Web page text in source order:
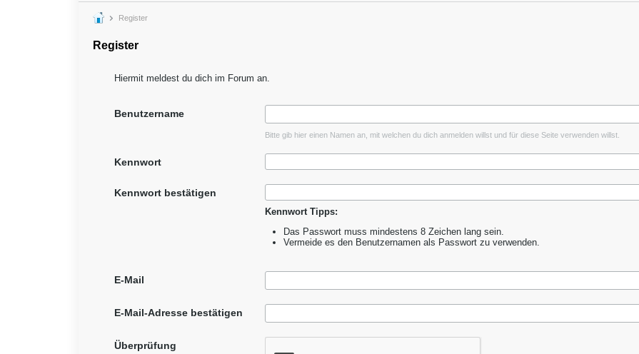
Register
Register
Hiermit meldest du dich im Forum an.
Benutzername
Bitte gib hier einen Namen an, mit welchen du dich anmelden willst und für diese Seite verwenden willst.
Kennwort
Kennwort bestätigen
Kennwort Tipps:
Das Passwort muss mindestens 8 Zeichen lang sein.
Vermeide es den Benutzernamen als Passwort zu verwenden.
E-Mail
E-Mail-Adresse bestätigen
Überprüfung